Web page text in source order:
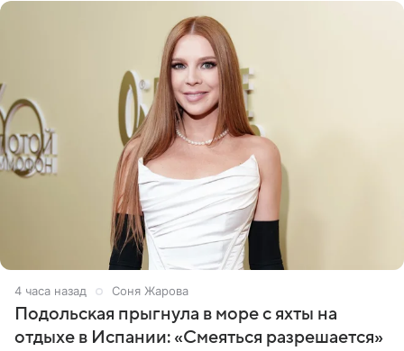
4 часа назад Соня Жарова
Подольская прыгнула в море с яхты на
отдыхе в Испании: «Смеяться разрешается»